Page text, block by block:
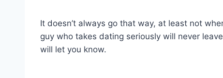
It doesn’t always go that way, at least not
guy who takes dating seriously will never
will let you know.